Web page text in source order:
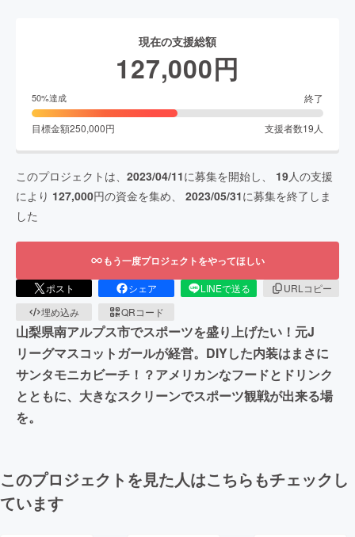
現在の支援総額
127,000円
50%達成 終了
目標金額250,000円 支援者数19 人
このプロジェクトは、 2023/04/11に募集を開始し、 19人の支援
により 127,000円の資金を集め、 2023/05/31に募集を終了しま
した
もう一度プロジェクトをやってほしい
ポスト シェア LINEで送る
URLコピー
埋め込み
QRコード
山梨県南アルプス市でスポーツを盛り上げたい！元J
リーグマスコットガールが経営。DIYした内装はまさに
サンタモニカビーチ！？アメリカンなフードとドリンク
とともに、大きなスクリーンでスポーツ観戦が出来る場
を。
このプロジェクトを見た人はこちらもチェックし
ています